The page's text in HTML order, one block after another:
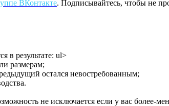
ВКонтакте. Подписывайтесь, чтобы не
в результате: ul>
размерам;
остался невостребованным;
не исключается если у вас более-